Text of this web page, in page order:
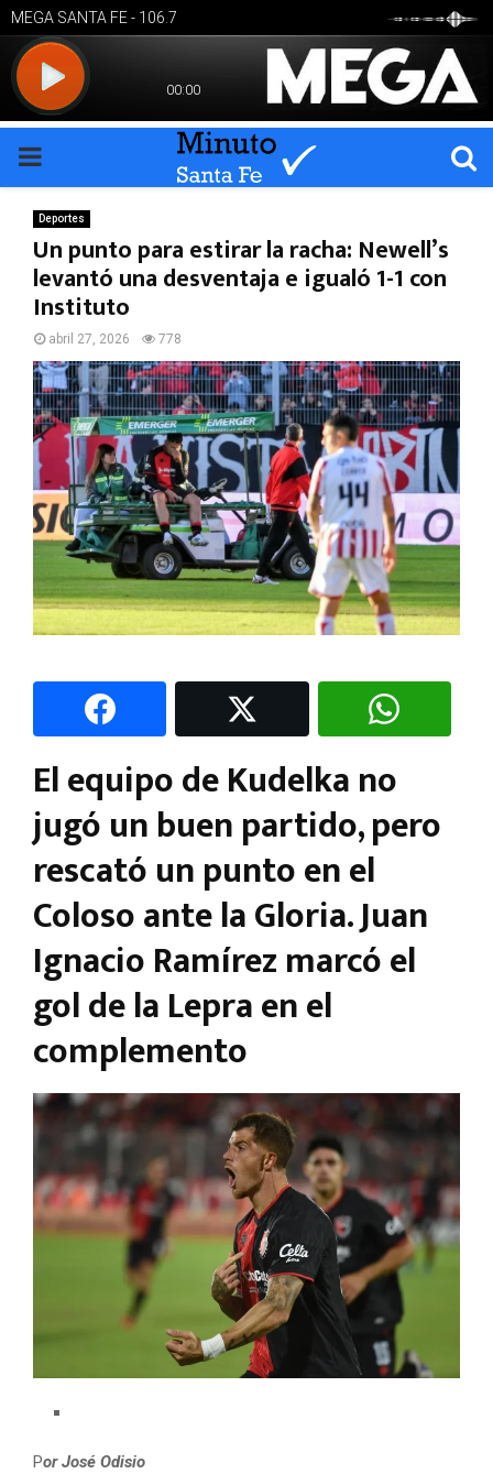
PRIMARY
MENU
Deportes
Un punto para estirar la racha: Newell’s
levantó una desventaja e igualó 1-1 con
Instituto
abril 27, 2026 778
El equipo de Kudelka no
jugó un buen partido, pero
rescató un punto en el
Coloso ante la Gloria. Juan
Ignacio Ramírez marcó el
gol de la Lepra en el
complemento
Por José Odisio